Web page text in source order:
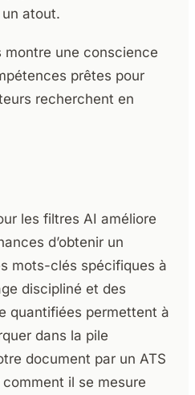
atout.
une conscience
prêtes pour
recherchent en
les filtres AI améliore
d’obtenir un
mots-clés spécifiques à
discipliné et des
quantifiées permettent à
dans la pile
document par un ATS
il se mesure